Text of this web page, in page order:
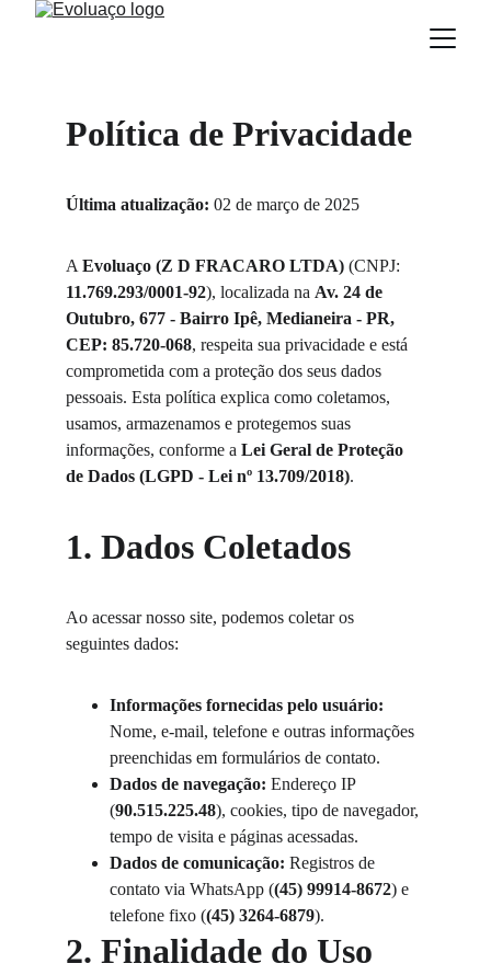
Política de Privacidade
Última atualização: 02 de março de 2025
A Evoluaço (Z D FRACARO LTDA) (CNPJ:
11.769.293/0001-92), localizada na Av. 24 de
Outubro, 677 - Bairro Ipê, Medianeira - PR,
CEP: 85.720-068, respeita sua privacidade e está
comprometida com a proteção dos seus dados
pessoais. Esta política explica como coletamos,
usamos, armazenamos e protegemos suas
informações, conforme a Lei Geral de Proteção
de Dados (LGPD - Lei nº 13.709/2018).
1. Dados Coletados
Ao acessar nosso site, podemos coletar os
seguintes dados:
Informações fornecidas pelo usuário:
Nome, e-mail, telefone e outras informações
preenchidas em formulários de contato.
Dados de navegação: Endereço IP
(90.515.225.48), cookies, tipo de navegador,
tempo de visita e páginas acessadas.
Dados de comunicação: Registros de
contato via WhatsApp ((45) 99914-8672) e
telefone fixo ((45) 3264-6879).
2. Finalidade do Uso